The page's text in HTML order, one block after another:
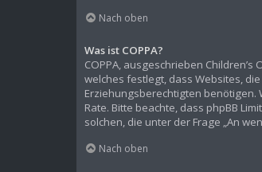
Nach oben
Was ist COPPA?
COPPA, ausgeschrieben
welches festlegt, dass Websites,
Erziehungsberechtigten benötigen.
Rate. Bitte beachte, dass phpBB
solchen, die unter der Frage „An
Nach oben